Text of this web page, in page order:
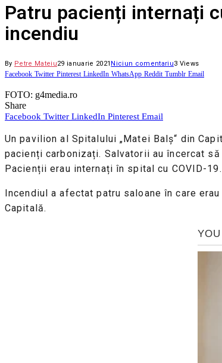
Patru pacienți internați
incendiu
By Petre Mateiu29 ianuarie 2021 Niciun comentariu3 Views
Facebook Twitter Pinterest LinkedIn WhatsApp Reddit Tumblr Email
FOTO: g4media.ro
Share
Facebook Twitter LinkedIn Pinterest Email
Un pavilion al Spitalului „Matei Balș“ din
pacienți carbonizați. Salvatorii au încercat
Pacienții erau internați în spital cu COVID-19.
Incendiul a afectat patru saloane în care
Capitală.